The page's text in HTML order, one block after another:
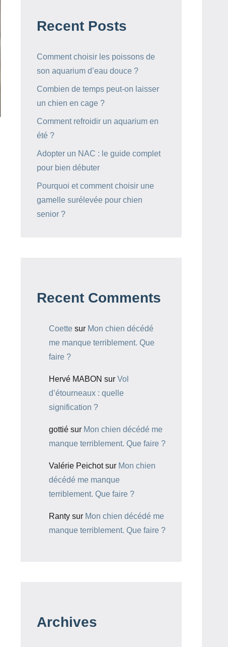
Recent Posts
Comment choisir les poissons de
son aquarium d’eau douce ?
Combien de temps peut-on laisser
un chien en cage ?
Comment refroidir un aquarium en
été ?
Adopter un NAC : le guide complet
pour bien débuter
Pourquoi et comment choisir une
gamelle surélevée pour chien
senior ?
Recent Comments
Coette sur Mon chien décédé
me manque terriblement. Que
faire ?
Hervé MABON sur Vol
d’étourneaux : quelle
signification ?
gottié sur Mon chien décédé me
manque terriblement. Que faire ?
Valérie Peichotsur Mon chien
décédé me manque
terriblement. Que faire ?
Ranty sur Mon chien décédé me
manque terriblement. Que faire ?
Archives